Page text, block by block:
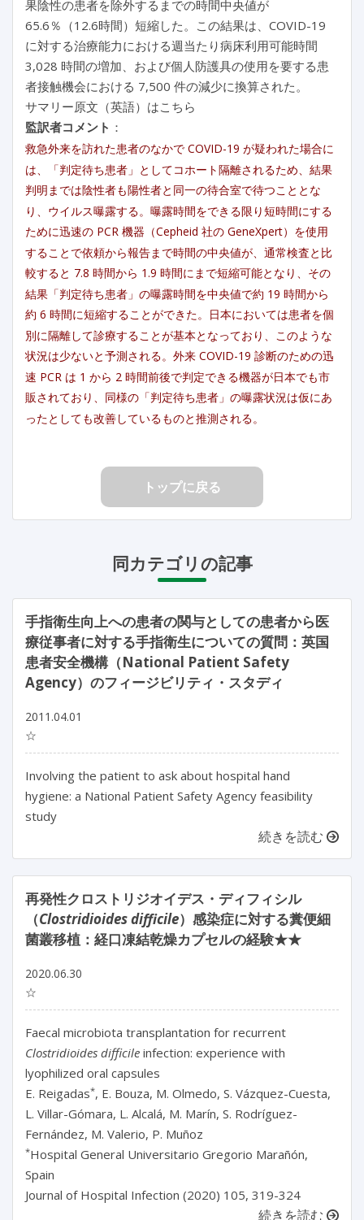
果陰性の患者を除外するまでの時間中央値が
65.6％（12.6時間）短縮した。この結果は、COVID-19
に対する治療能力における週当たり病床利用可能時間
3,028 時間の増加、および個人防護具の使用を要する患
者接触機会における 7,500 件の減少に換算された。
サマリー原文（英語）はこちら
監訳者コメント ：
救急外来を訪れた患者のなかで COVID-19 が疑われた場合に
は、「判定待ち患者」としてコホート隔離されるため、結果
判明までは陰性者も陽性者と同一の待合室で待つこととな
り、ウイルス曝露する。曝露時間をできる限り短時間にする
ために迅速の PCR 機器（Cepheid 社の GeneXpert）を使用
することで依頼から報告まで時間の中央値が、通常検査と比
較すると 7.8 時間から 1.9 時間にまで短縮可能となり、その
結果「判定待ち患者」の曝露時間を中央値で約 19 時間から
約 6 時間に短縮することができた。日本においては患者を個
別に隔離して診療することが基本となっており、このような
状況は少ないと予測される。外来 COVID-19 診断のための迅
速 PCR は 1 から 2 時間前後で判定できる機器が日本でも市
販されており、同様の「判定待ち患者」の曝露状況は仮にあ
ったとしても改善しているものと推測される。
トップに戻る
同カテゴリの記事
手指衛生向上への患者の関与としての患者から医
療従事者に対する手指衛生についての質問：英国
患者安全機構（National Patient Safety
Agency）のフィージビリティ・スタディ
2011.04.01
☆
Involving the patient to ask about hospital hand
hygiene: a National Patient Safety Agency feasibility
study
続きを読む
再発性クロストリジオイデス・ディフィシル
（Clostridioides difficile）感染症に対する糞便細
菌叢移植：経口凍結乾燥カプセルの経験★★
2020.06.30
☆
Faecal microbiota transplantation for recurrent
Clostridioides difficile infection: experience with
lyophilized oral capsules
E. Reigadas*, E. Bouza, M. Olmedo, S. Vázquez-Cuesta,
L. Villar-Gómara, L. Alcalá, M. Marín, S. Rodríguez-
Fernández, M. Valerio, P. Muñoz
*Hospital General Universitario Gregorio Marañón,
Spain
Journal of Hospital Infection (2020) 105, 319-324
続きを読む